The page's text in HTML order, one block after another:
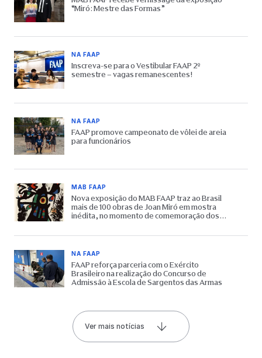
“Miró: Mestre das Formas”
NA FAAP
Inscreva-se para o Vestibular FAAP 2º
semestre – vagas remanescentes!
NA FAAP
FAAP promove campeonato de vôlei de areia
para funcionários
MAB FAAP
Nova exposição do MAB FAAP traz ao Brasil
mais de 100 obras de Joan Miró em mostra
inédita, no momento de comemoração dos
NA FAAP
FAAP reforça parceria com o Exército
Brasileiro na realização do Concurso de
Admissão à Escola de Sargentos das Armas
Ver mais notícias